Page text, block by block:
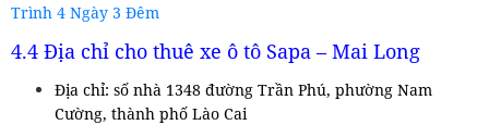
Trình 4 Ngày 3 Đêm
4.4 Địa chỉ cho thuê xe ô tô Sapa – Mai Long
Địa chỉ: số nhà 1348 đường Trần Phú, phường Nam
Cường, thành phố Lào Cai